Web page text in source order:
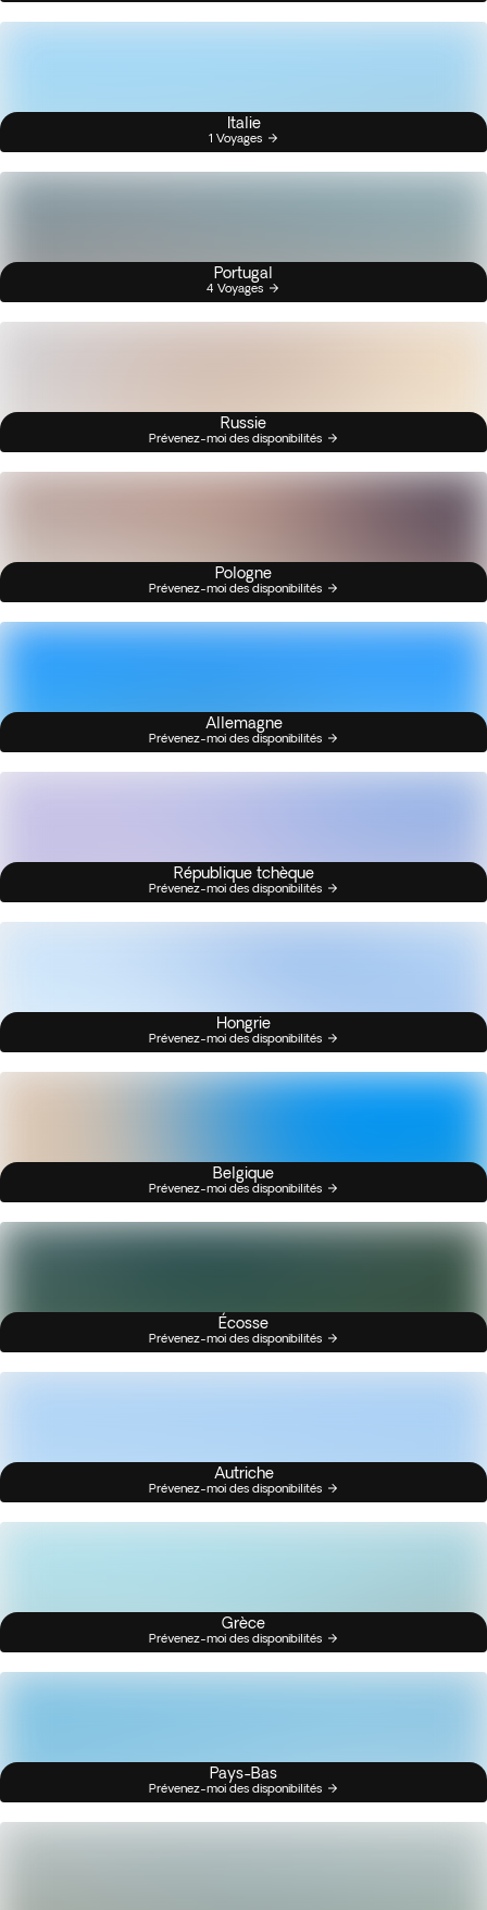
Italie
1 Voyages
Portugal
4 Voyages
Russie
Prévenez-moi des disponibilités
Pologne
Prévenez-moi des disponibilités
Allemagne
Prévenez-moi des disponibilités
République tchèque
Prévenez-moi des disponibilités
Hongrie
Prévenez-moi des disponibilités
Belgique
Prévenez-moi des disponibilités
Écosse
Prévenez-moi des disponibilités
Autriche
Prévenez-moi des disponibilités
Grèce
Prévenez-moi des disponibilités
Pays-Bas
Prévenez-moi des disponibilités